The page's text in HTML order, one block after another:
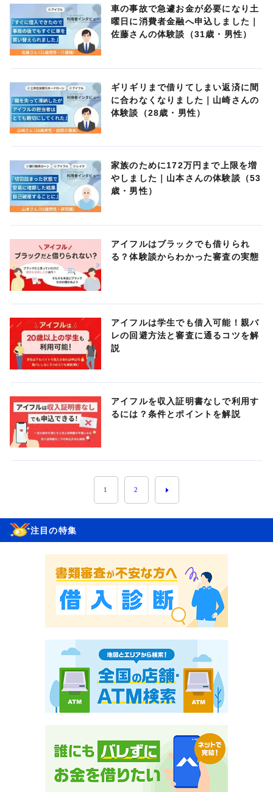
車の事故で急遽お金が必要になり土
曜日に消費者金融へ申込しました｜
佐藤さんの体験談（31歳・男性）
ギリギリまで借りてしまい返済に間
に合わなくなりました｜山崎さんの
体験談（28歳・男性）
家族のために172万円まで上限を増
やしました｜山本さんの体験談（53
歳・男性）
アイフルはブラックでも借りられ
る？体験談からわかった審査の実態
アイフルは学生でも借入可能！親バ
レの回避方法と審査に通るコツを解
説
アイフルを収入証明書なしで利用す
るには？条件とポイントを解説
1 2
注目の特集